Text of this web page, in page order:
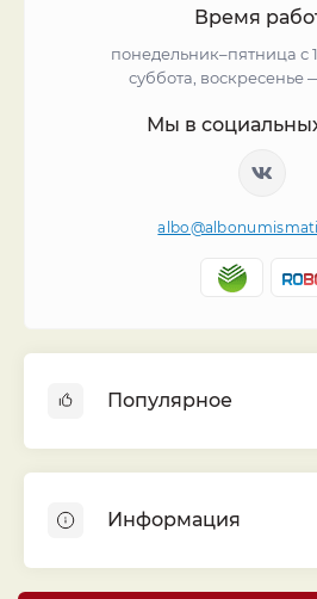
Время
понедельник–пятница с
суббота, воскресенье
Мы в
Популярное
Монеты
Банкноты
Информация